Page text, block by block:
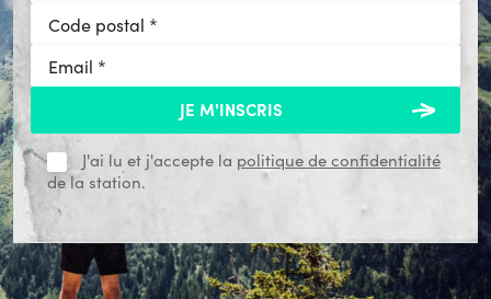
J'ai lu et j'accepte la politique de confidentialité
de la station.